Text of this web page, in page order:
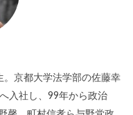
京都大学法学部の佐藤幸
入社し、99年から政治